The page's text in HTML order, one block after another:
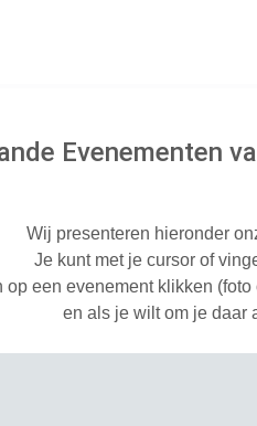
Evenementen
Wij presenteren hieronder
Je kunt met je cursor of
op een evenement klikken
en als je wilt om je daar